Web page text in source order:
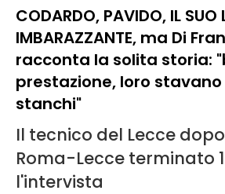
CODARDO, PAVIDO, IL SUO
IMBARAZZANTE, ma Di
racconta la solita storia:
prestazione, loro stavano
stanchi"
Il tecnico del Lecce
Roma-Lecce terminato
l'intervista